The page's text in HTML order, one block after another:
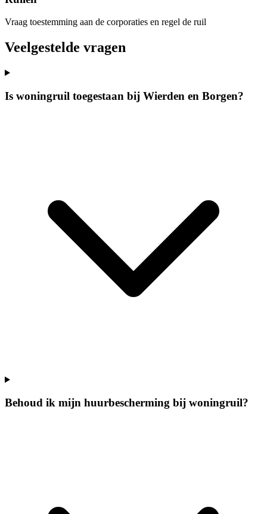
Vraag toestemming aan de corporaties en regel de ruil
Veelgestelde vragen
Is woningruil toegestaan bij Wierden en Borgen?
Behoud ik mijn huurbescherming bij woningruil?